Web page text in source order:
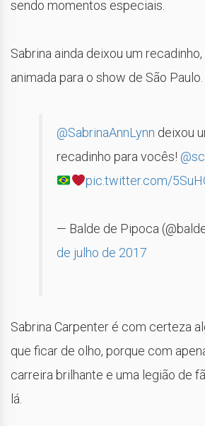
sendo momentos especiais.
Sabrina ainda deixou um
animada para o show de São Paulo.
@SabrinaAnnLynn deixou
recadinho para vocês!
pic.twitter.com/
— Balde de Pipoca
de julho de 2017
Sabrina Carpenter é com certeza
que ficar de olho, porque com
carreira brilhante e uma legião de
lá.